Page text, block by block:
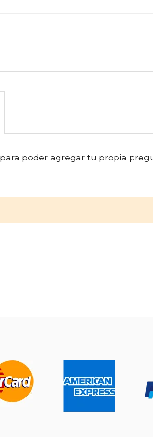
para poder agregar tu propia